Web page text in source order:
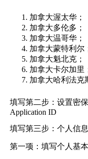
加拿大渥太华；
加拿大多伦多；
加拿大温哥华；
加拿大蒙特利尔
加拿大魁北克；
加拿大卡尔加里
加拿大哈利法克
填写第二步：设置密
Application ID
填写第三步：个人信
第一项：填写个人基本